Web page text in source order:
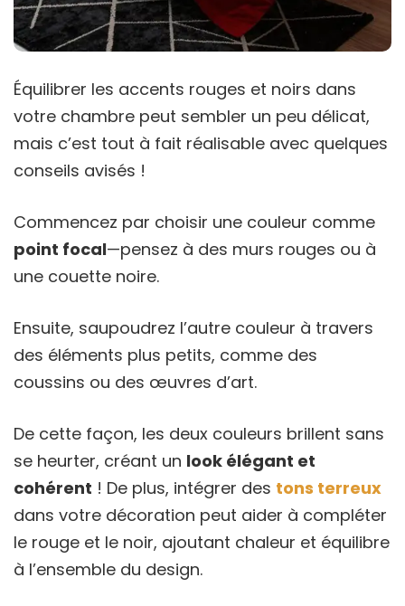
Équilibrer les accents rouges et noirs dans
votre chambre peut sembler un peu délicat,
mais c’est tout à fait réalisable avec quelques
conseils avisés !
Commencez par choisir une couleur comme
point focal—pensez à des murs rouges ou à
une couette noire.
Ensuite, saupoudrez l’autre couleur à travers
des éléments plus petits, comme des
coussins ou des œuvres d’art.
De cette façon, les deux couleurs brillent sans
se heurter, créant un look élégant et
cohérent ! De plus, intégrer des tons terreux
dans votre décoration peut aider à compléter
le rouge et le noir, ajoutant chaleur et équilibre
à l’ensemble du design.